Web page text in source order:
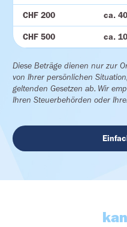
CHF 200 ca.
CHF 500 ca.
Diese Beträge dienen nur zur
von Ihrer persönlichen
geltenden Gesetzen ab. Wir
Ihren Steuerbehörden oder